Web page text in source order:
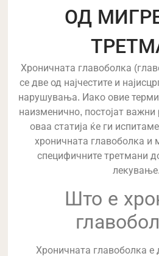
ОД
Хроничната главоболка
се две од најчестите и
нарушувања. Иако овие
наизменично, постојат
оваа статија ќе ги
хроничната главоболка и
специфичните третмани
лекување.
Што е
Хроничната главоболка